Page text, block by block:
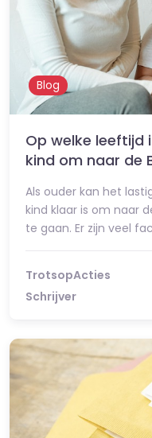
Blog
Op welke leeftijd
kind om naar de
Als ouder kan het
kind klaar is om naar
te gaan. Er zijn veel
TrotsopActies
Schrijver